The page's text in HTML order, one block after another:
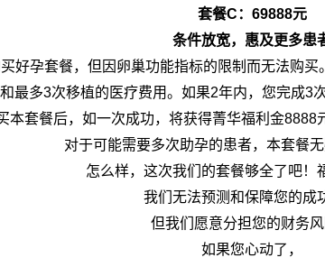
套餐C： 69888元
条件放宽，惠及更多患
好孕套餐，但因卵巢功能指标的限制而无法购
最多3次移植的医疗费用。如果2年内，您完成3
本套餐后，如一次成功，将获得菁华福利金8888
对于可能需要多次助孕的患者，本套餐无
怎么样，这次我们的套餐够全了吧！
我们无法预测和保障您的成
但我们愿意分担您的财务风
如果您心动了，